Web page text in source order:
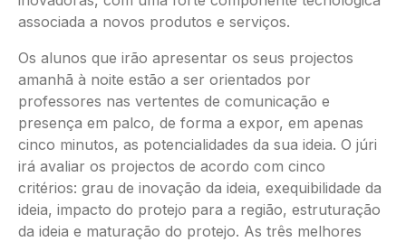
associada a novos produtos e serviços.
Os alunos que irão apresentar os seus projectos
amanhã à noite estão a ser orientados por
professores nas vertentes de comunicação e
presença em palco, de forma a expor, em apenas
cinco minutos, as potencialidades da sua ideia. O júri
irá avaliar os projectos de acordo com cinco
critérios: grau de inovação da ideia, exequibilidade da
ideia, impacto do protejo para a região, estruturação
da ideia e maturação do protejo. As três melhores